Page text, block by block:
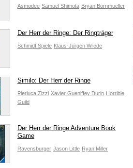
Asmodee Samuel Shimota Bryan Bornmueller
Der Herr der Ringe: Der Ringträger
Schmidt Spiele Klaus-Jürgen Wrede
Similo: Der Herr der Ringe
Pierluca Zizzi Xavier Gueniffey Durin Horrible
Guild
Der Herr der Ringe Adventure Book
Game
Ravensburger Jason Little Ryan Miller